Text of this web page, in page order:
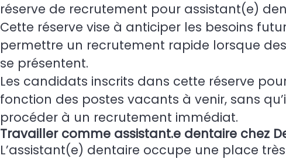
réserve de recrutement pour assistant(e)
Cette réserve vise à anticiper les besoins
permettre un recrutement rapide lorsque
se présentent.
Les candidats inscrits dans cette réserve
fonction des postes vacants à venir, sans
procéder à un recrutement immédiat.
Travailler comme assistant.e dentaire chez
L’assistant(e) dentaire occupe une place